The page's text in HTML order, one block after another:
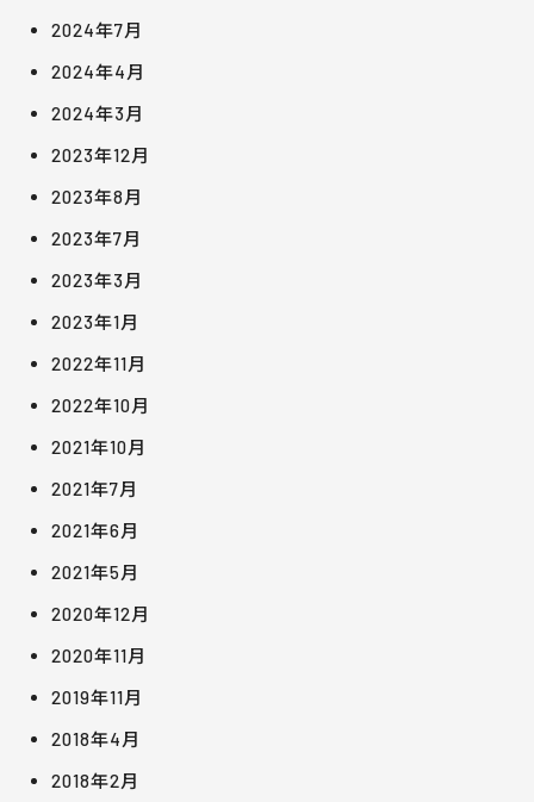
2024年7月
2024年4月
2024年3月
2023年12月
2023年8月
2023年7月
2023年3月
2023年1月
2022年11月
2022年10月
2021年10月
2021年7月
2021年6月
2021年5月
2020年12月
2020年11月
2019年11月
2018年4月
2018年2月